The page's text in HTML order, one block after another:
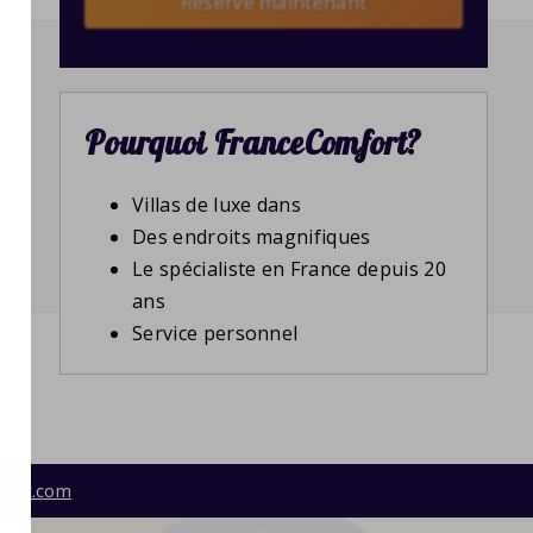
Pourquoi FranceComfort?
Villas de luxe dans
Des endroits magnifiques
Le spécialiste en France depuis 20
ans
Service personnel